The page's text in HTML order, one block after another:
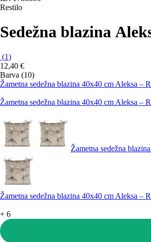
Restilo
Sedežna blazina
(1)
12,40 €
Barva (10)
Žametna sedežna blazina 40x40 cm Aleksa –
Žametna sedežna blazina 40x40 cm Aleksa –
Žametna sedežna
Žametna sedežna blazina 40x40 cm Aleksa –
+ 6